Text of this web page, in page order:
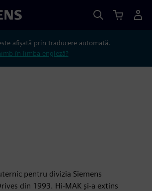
afișată prin traducere automată.
în limba engleză?
pentru divizia Siemens
din 1993. Hi-MAK și-a extins